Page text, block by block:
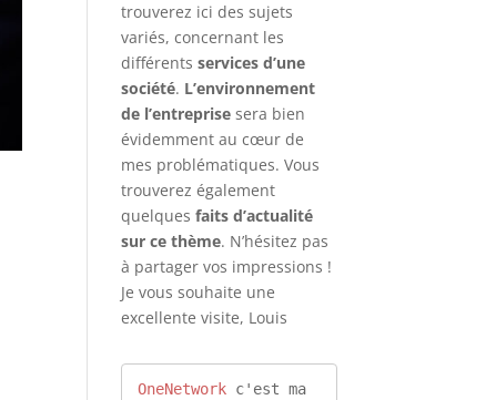
trouverez ici des sujets
variés, concernant les
différentsservices d’une
société. L’environnement
de l’entreprise sera bien
évidemment au cœur de
mes problématiques. Vous
trouverez également
quelquesfaits d’actualité
sur ce thème. N’hésitez pas
à partager vos impressions !
Je vous souhaite une
excellente visite, Louis
OneNetwork c'est ma